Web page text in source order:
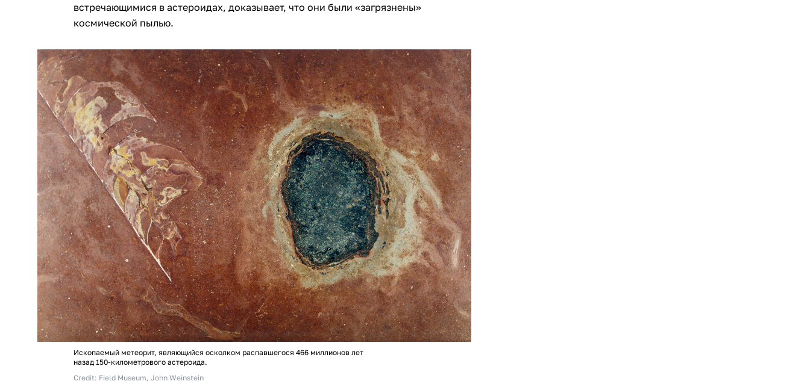
встречающимися в астероидах, доказывает, что они были «загрязнены»
космической пылью.
Ископаемый метеорит, являющийся осколком распавшегося 466 миллионов лет
назад 150-километрового астероида.
Credit: Field Museum, John Weinstein